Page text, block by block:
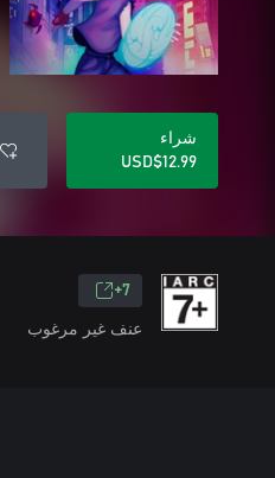
شراء
USD$12.99
7+
عنف غير مرغوب